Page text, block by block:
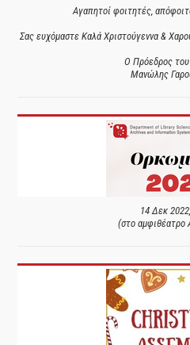
Αγαπητοί φοιτητές,
Σας ευχόμαστε Καλά Χριστούγεννα &
Ο Πρόεδρος
Μανώλης
14 Δεκ
(στο αμφιθέατρο